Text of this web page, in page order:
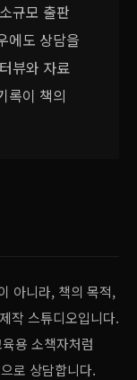
규모 출판
에도 상담을
뷰와 자료
록이 책의
아니라, 책의 목적,
작 스튜디오입니다.
용 소책자처럼
로 상담합니다.